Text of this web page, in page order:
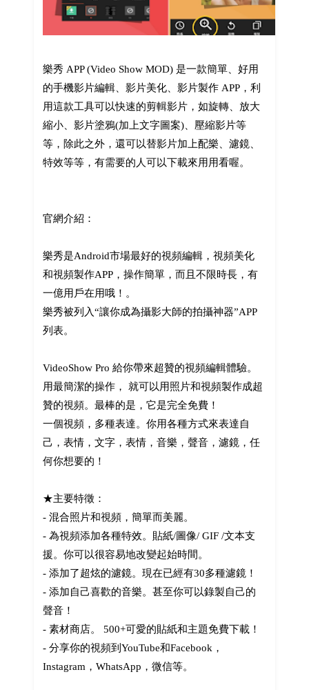
樂秀 APP (Video Show MOD) 是一款簡單、好用
的手機影片編輯、影片美化、影片製作 APP，利
用這款工具可以快速的剪輯影片，如旋轉、放大
縮小、影片塗鴉(加上文字圖案)、壓縮影片等
等，除此之外，還可以替影片加上配樂、濾鏡、
特效等等，有需要的人可以下載來用用看喔。
官網介紹：
樂秀是Android市場最好的視頻編輯，視頻美化
和視頻製作APP，操作簡單，而且不限時長，有
一億用戶在用哦！。
樂秀被列入“讓你成為攝影大師的拍攝神器”APP
列表。
VideoShow Pro 給你帶來超贊的視頻編輯體驗。
用最簡潔的操作， 就可以用照片和視頻製作成超
贊的視頻。最棒的是，它是完全免費！
一個視頻，多種表達。你用各種方式來表達自
己，表情，文字，表情，音樂，聲音，濾鏡，任
何你想要的！
★主要特徵：
- 混合照片和視頻，簡單而美麗。
- 為視頻添加各種特效。貼紙/圖像/ GIF /文本支
援。你可以很容易地改變起始時間。
- 添加了超炫的濾鏡。現在已經有30多種濾鏡！
- 添加自己喜歡的音樂。甚至你可以錄製自己的
聲音！
- 素材商店。 500+可愛的貼紙和主題免費下載！
- 分享你的視頻到YouTube和Facebook，
Instagram，WhatsApp，微信等。